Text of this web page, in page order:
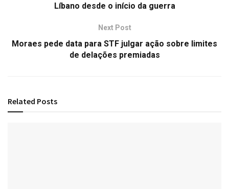
Líbano desde o início da guerra
Next Post
Moraes pede data para STF julgar ação sobre limites
de delações premiadas
Related Posts